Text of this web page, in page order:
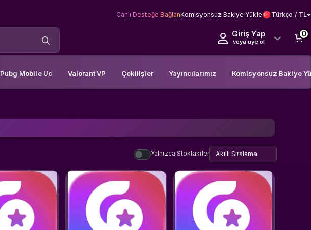
Canlı Desteğe BağlanKomisyonsuz Bakiye Yükle Türkçe / TL
Giriş Yap
veya üye ol
0
Pubg Mobile Uc Valorant VP Çekilişler Yayıncılarımız Komisyonsuz Bakiye
Yalnızca Stoktakiler